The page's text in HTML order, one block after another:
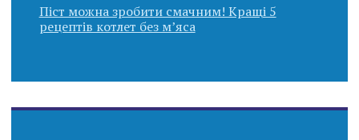
Піст можна зробити смачним! Кращі 5
рецептів котлет без м’яса